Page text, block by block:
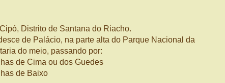
Distrito de Santana do Riacho.
de Palácio, na parte alta do Parque Nacional da
do meio, passando por:
de Cima ou dos Guedes
de Baixo